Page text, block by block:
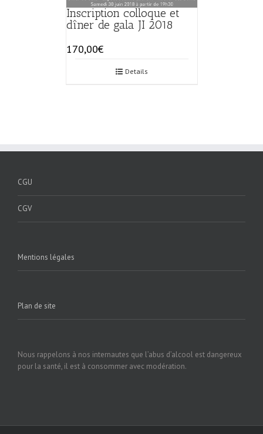
Inscription colloque et
dîner de gala JI 2018
170,00€
Details
CGU
CGV
Mentions légales
Plan de site
Nous rappelons à nos internautes que l’abus d’alcool est dangereux
pour la santé, il est à consommer avec modération.